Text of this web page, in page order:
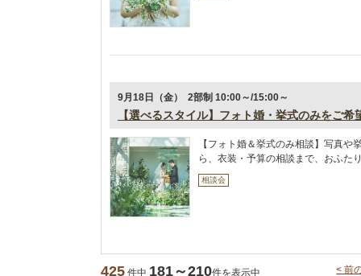
9月18日（金） 2部制 10:00～/15:00～
【選べるスタイル】フォト婚・挙式のみをご希
【フォト婚＆挙式のみ相談】写真
ら、衣装・予算の相談まで、おふた
相談会
425 件中 181～210件を表示中 < 前